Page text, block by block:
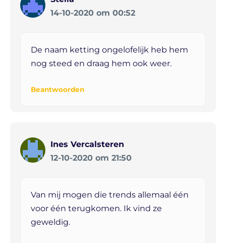
14-10-2020 om 00:52
De naam ketting ongelofelijk heb hem
nog steed en draag hem ook weer.
Beantwoorden
Ines Vercalsteren
12-10-2020 om 21:50
Van mij mogen die trends allemaal één
voor één terugkomen. Ik vind ze
geweldig.